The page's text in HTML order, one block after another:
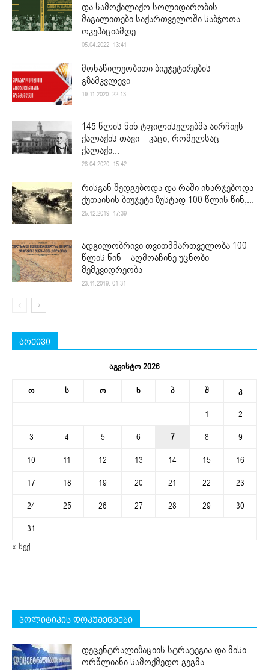
და სამოქალაქო სოლიდარობის
მაგალითები საქართველოში საბჭოთა
ოკუპაციამდე
05.04.2022. 13:41
მონაწილეობითი ბიუჯეტირების
გზამკვლევი
19.11.2020. 22:13
145 წლის წინ ტფილისელებმა აირჩიეს
ქალაქის თავი – კაცი, რომელსაც
ქალაქი...
28.04.2020. 15:42
რისგან შედგებოდა და რაში იხარჯებოდა
ქუთაისის ბიუჯეტი ზუსტად 100 წლის წინ,...
25.12.2019. 17:39
ადგილობრივი თვითმმართველობა 100
წლის წინ – აღმოაჩინე უცნობი
მემკვიდრეობა
23.11.2019. 01:31
არქივი
აგვისტო 2026
ო ს ო ხ პ შ კ
1
2
3
4 5 6 7 8
9
10
11 12 13 14 15
16
17
18 19 20 21 22
23
24
25 26 27 28 29
30
31
« სექ
პოლიტიკის დოკუმენტები
დეცენტრალიზაციის სტრატეგია და მისი
ორწლიანი სამოქმედო გეგმა